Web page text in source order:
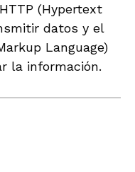
(Hypertext
datos y el
Language)
la información.